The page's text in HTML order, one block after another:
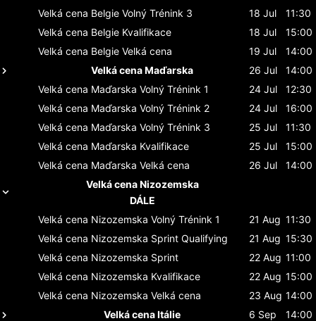
Velká cena Belgie Volný Trénink 3 18 Jul
11:30
Velká cena Belgie Kvalifikace 18 Jul
15:00
Velká cena Belgie Velká cena 19 Jul
14:00
Velká cena Maďarska
26 Jul
14:00
Velká cena Maďarska Volný Trénink 1 24 Jul
12:30
Velká cena Maďarska Volný Trénink 2 24 Jul
16:00
Velká cena Maďarska Volný Trénink 3 25 Jul
11:30
Velká cena Maďarska Kvalifikace 25 Jul
15:00
Velká cena Maďarska Velká cena 26 Jul
14:00
Velká cena Nizozemska
DÁLE
Velká cena Nizozemska Volný Trénink 1 21 Aug 11:30
Velká cena Nizozemska Sprint Qualifying 21 Aug 15:30
Velká cena Nizozemska Sprint 22 Aug 11:00
Velká cena Nizozemska Kvalifikace 22 Aug 15:00
Velká cena Nizozemska Velká cena 23 Aug 14:00
Velká cena Itálie
6 Sep
14:00